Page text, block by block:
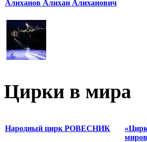
Алиханов Алихан Алиханович
Цирки в мира
Народный цирк РОВЕСНИК